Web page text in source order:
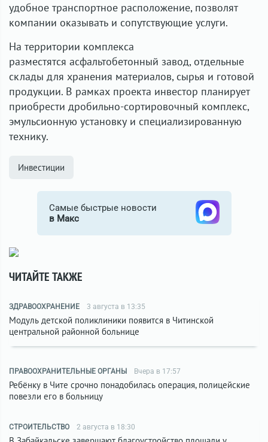
удобное транспортное расположение, позволят
компании оказывать и сопутствующие услуги.
На территории комплекса
разместятся асфальтобетонный завод, отдельные
склады для хранения материалов, сырья и готовой
продукции. В рамках проекта инвестор планирует
приобрести дробильно-сортировочный комплекс,
эмульсионную установку и специализированную
технику.
Инвестиции
Самые быстрые новости
в Макс
ЧИТАЙТЕ ТАКЖЕ
ЗДРАВООХРАНЕНИЕ 3 августа в 13:35
Модуль детской поликлиники появится в Читинской
центральной районной больнице
ПРАВООХРАНИТЕЛЬНЫЕ ОРГАНЫ Вчера в 17:57
Ребёнку в Чите срочно понадобилась операция, полицейские
повезли его в больницу
СТРОИТЕЛЬСТВО 2 августа в 18:30